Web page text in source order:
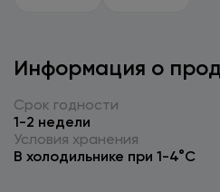
Информация о
Срок годности
1-2 недели
Условия хранения
В холодильнике при 1-4°C